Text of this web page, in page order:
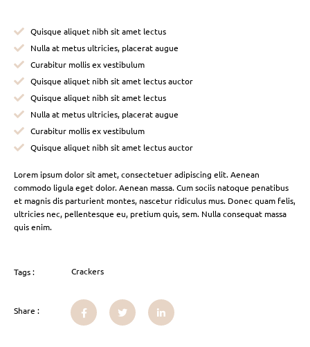
Quisque aliquet nibh sit amet lectus
Nulla at metus ultricies, placerat augue
Curabitur mollis ex vestibulum
Quisque aliquet nibh sit amet lectus auctor
Quisque aliquet nibh sit amet lectus
Nulla at metus ultricies, placerat augue
Curabitur mollis ex vestibulum
Quisque aliquet nibh sit amet lectus auctor
Lorem ipsum dolor sit amet, consectetuer adipiscing elit. Aenean
commodo ligula eget dolor. Aenean massa. Cum sociis natoque penatibus
et magnis dis parturient montes, nascetur ridiculus mus. Donec quam felis,
ultricies nec, pellentesque eu, pretium quis, sem. Nulla consequat massa
quis enim.
Tags : Crackers
Share :